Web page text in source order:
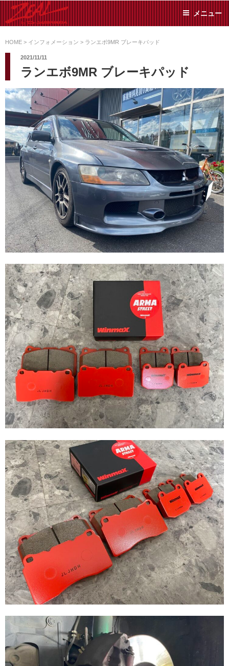
ン
ツ
ス
キ
SUMIYAMA
た日常メンテから各種チ
ューニングまで、車に関
リーでお任せください!
メニュー
HOME > インフォメーション > ランエボ9MR ブレーキパッド
2021/11/11
ランエボ9MR ブレーキパッド